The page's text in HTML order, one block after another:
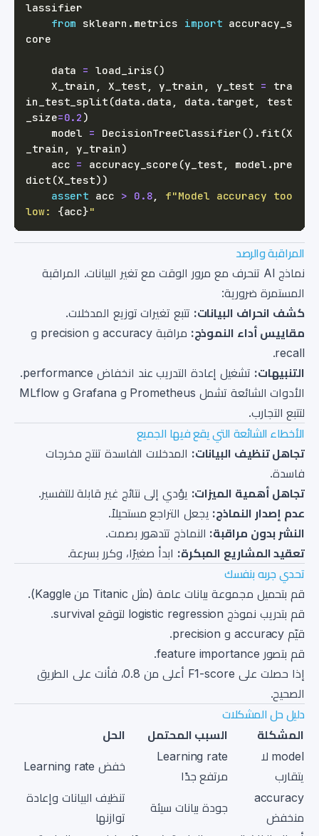
from sklearn . metrics import accuracy_s
    data
= load_iris ()
    X_train
, X_test , y_train , y_test =
tra
in_test_split (data . data , data . target ,
test
_size=0.2 )
    model
= DecisionTreeClassifier () . fit (X
_train , y_train )
    acc
= accuracy_score (y_test , model . pre
dict (X_test) )
assert acc > 0.8,
f"Model accuracy too
low: {acc}"
المراقبة والرصد
نماذج AI تنحرف مع مرور الوقت مع تغير البيانات. المراقبة
المستمرة ضرورية:
كشف انحراف البيانات: تتبع تغيرات توزيع المدخلات.
مقاييس أداء النموذج:
مراقبة accuracy و precision و
recall.
التنبيهات: تشغيل إعادة التدريب عند انخفاض performance.
الأدوات الشائعة تشمل Prometheus و Grafana و MLflow
لتتبع التجارب.
الأخطاء الشائعة التي يقع فيها الجميع
تجاهل تنظيف البيانات: المدخلات الفاسدة تنتج مخرجات
فاسدة.
تجاهل أهمية الميزات: يؤدي إلى نتائج غير قابلة للتفسير.
عدم إصدار النماذج: يجعل التراجع مستحيلاً.
النشر بدون مراقبة: النماذج تتدهور بصمت.
تعقيد المشاريع المبكرة: ابدأ صغيرًا، وكرر بسرعة.
تحدي جربه بنفسك
قم بتحميل مجموعة بيانات عامة (مثل Titanic من Kaggle).
قم بتدريب نموذج logistic regression لتوقع survival.
قيّم accuracy و precision.
قم بتصور feature importance.
إذا حصلت على F1-score أعلى من 0.8، فأنت على الطريق
الصحيح.
دليل حل المشكلات
المشكلة
السبب المحتمل
الحل
model لا
يتقارب
Learning rate
مرتفع جدًا
خفض Learning rate
accuracy
منخفض
جودة بيانات سيئة
تنظيف البيانات وإعادة
توازنها